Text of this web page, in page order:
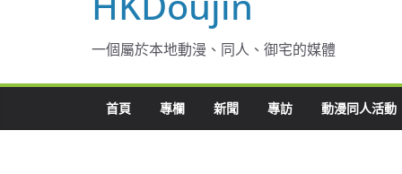
一個屬於本地動漫、同人、御宅的媒體
首頁 專欄 新聞 專訪 動漫同人活動